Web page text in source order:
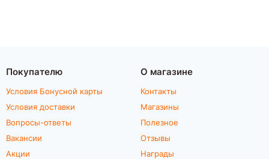
Покупателю
Условия Бонусной карты
Условия доставки
Вопросы-ответы
Вакансии
Акции
О магазине
Контакты
Магазины
Полезное
Отзывы
Награды